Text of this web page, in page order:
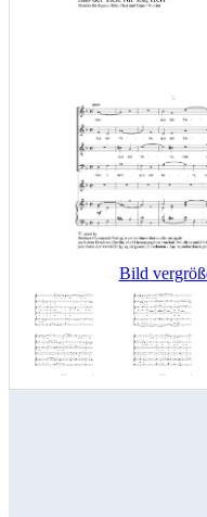
Bild